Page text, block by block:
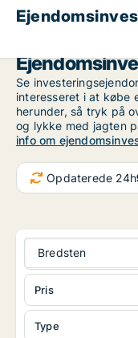
Se
interesseret i at købe
herunder, så tryk på
og lykke med jagten
info om
Opdaterede 24h
Bredsten
Type
Pris